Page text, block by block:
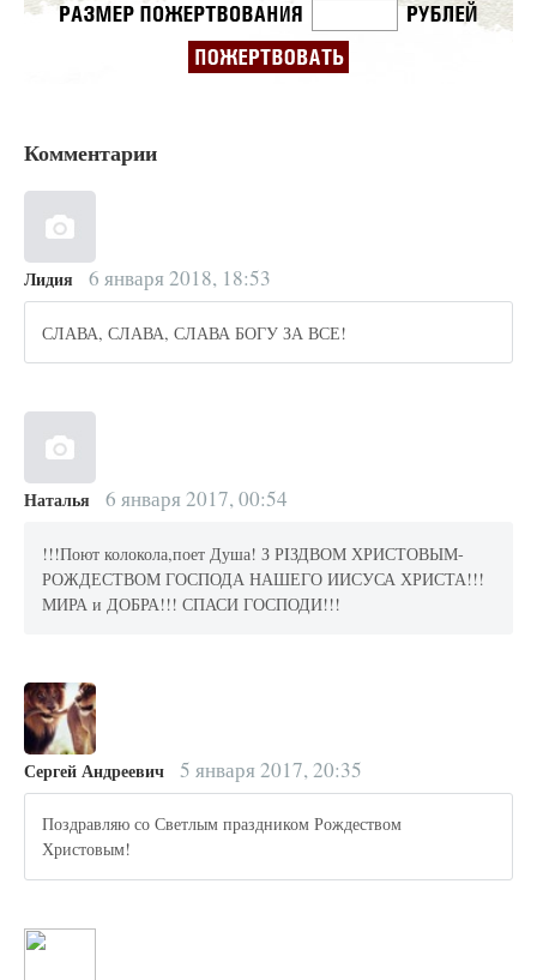
Комментарии
Лидия 6 января 2018, 18:53
СЛАВА, СЛАВА, СЛАВА БОГУ ЗА ВСЕ!
Наталья 6 января 2017, 00:54
!!!Поют колокола,поет Душа! З РIЗДВОМ ХРИСТОВЫМ-
РОЖДЕСТВОМ ГОСПОДА НАШЕГО ИИСУСА ХРИСТА!!!
МИРА и ДОБРА!!! СПАСИ ГОСПОДИ!!!
Сергей Андреевич 5 января 2017, 20:35
Поздравляю со Светлым праздником Рождеством
Христовым!